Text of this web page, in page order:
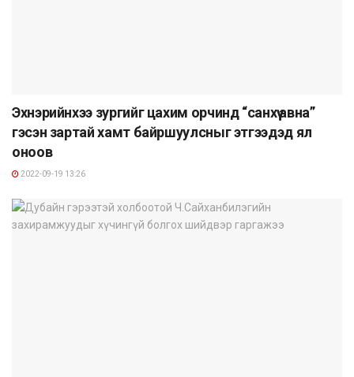
Эхнэрийнхээ зургийг цахим орчинд “санхүү авна”
гэсэн зартай хамт байршуулсныг этгээдэд ял
оноов
2022-09-19 13:26